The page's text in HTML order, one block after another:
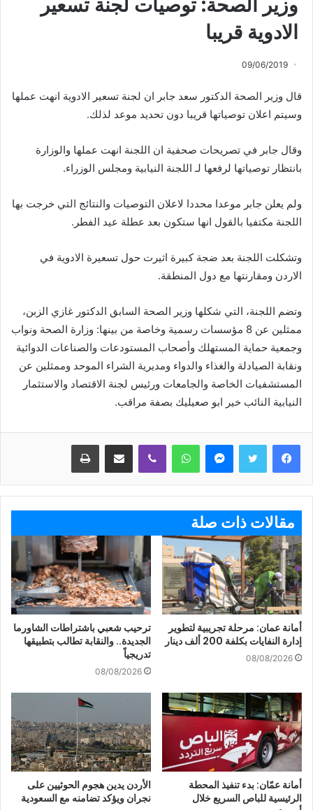
وزير الصحة: توصيات لجنة تسعير
الادوية قريبا
09/06/2019
قال وزير الصحة الدكتور سعد جابر ان لجنة تسعير الادوية انهت عملها
وسيتم اعلان توصياتها قريبا دون تحديد موعد لذلك.
وقال جابر في تصريحات صحفية ان اللجنة انهت عملها والوزارة
بانتظار توصياتها لرفعها لـ اللجنة النيابية ومجلس الوزراء.
ولم يعلن جابر موعدا محددا لاعلان التوصيات والنتائج التي خرجت بها
اللجنة مكتفيا بالقول انها ستكون بعد عطلة عيد الفطر.
وتشكلت اللجنة بعد ضجة كبيرة اثيرت حول تسعيرة الادوية في
الاردن ومقارنتها مع دول المنطقة.
وتضم اللجنة، التي شكلها وزير الصحة السابق الدكتور غازي الزبن،
ممثلين عن 8 مؤسسات رسمية وخاصة من بينها: وزارة الصحة ونواب
وجمعية حماية المستهلك وأصحاب المستودعات والصناعات الدوائية
ونقابة الصيادلة والغذاء والدواء ومديرية الشراء الموحد وممثلين عن
المستشفيات الخاصة والجامعات ورئيس لجنة الاقتصاد والاستثمار
النيابية النائب خير ابو صعيليك بصفة مراقب.
ماسنجر واتساب ڤايبر مشاركة عبر البريد طباعة
مقالات ذات صلة
أمانة عمان: مرحلة تجريبية لتطوير
إدارة النفايات بكلفة 200 ألف دينار
08/08/2026
ترحيب شعبي باشتراطات الشاورما
الجديدة.. والنقابة تطالب بتطبيقها
تدريجياً
08/08/2026
أمانة عمّان: بدء تنفيذ المحطة
الرئيسية للباص السريع خلال
الأردن يدين هجوم الحوثيين على
نجران ويؤكد تضامنه مع السعودية